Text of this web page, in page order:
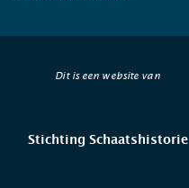
Dit is een website van
Stichting Schaatshistorie